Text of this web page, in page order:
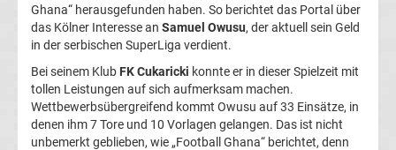
Serie
A
Türk.
Süper
Ghana“ herausgefunden haben. So berichtet das Portal über
das Kölner Interesse an Samuel Owusu, der aktuell sein Geld
in der serbischen SuperLiga verdient.
Bei seinem Klub FK Cukaricki konnte er in dieser Spielzeit mit
tollen Leistungen auf sich aufmerksam machen.
Wettbewerbsübergreifend kommt Owusu auf 33 Einsätze, in
denen ihm 7 Tore und 10 Vorlagen gelangen. Das ist nicht
unbemerkt geblieben, wie „Football Ghana“ berichtet, denn